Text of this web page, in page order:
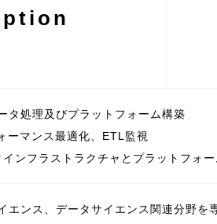
タ処理及びプラットフォーム構築
ーマンス最適化、ETL監視
ンフラストラクチャとプラットフォ
エンス、データサイエンス関連分野を